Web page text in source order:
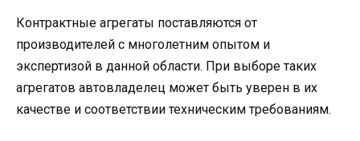
Контрактные агрегаты поставляются от
производителей с многолетним опытом и
экспертизой в данной области. При выборе таких
агрегатов автовладелец может быть уверен в их
качестве и соответствии техническим требованиям.